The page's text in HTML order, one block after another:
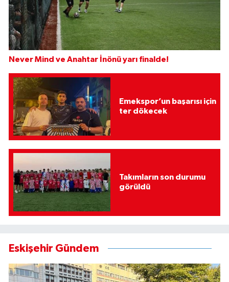
Never Mind ve Anahtar İnönü yarı finalde!
Emekspor’un başarısı için
ter dökecek
Takımların son durumu
görüldü
Eskişehir Gündem